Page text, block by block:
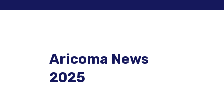
Aricoma News
2025